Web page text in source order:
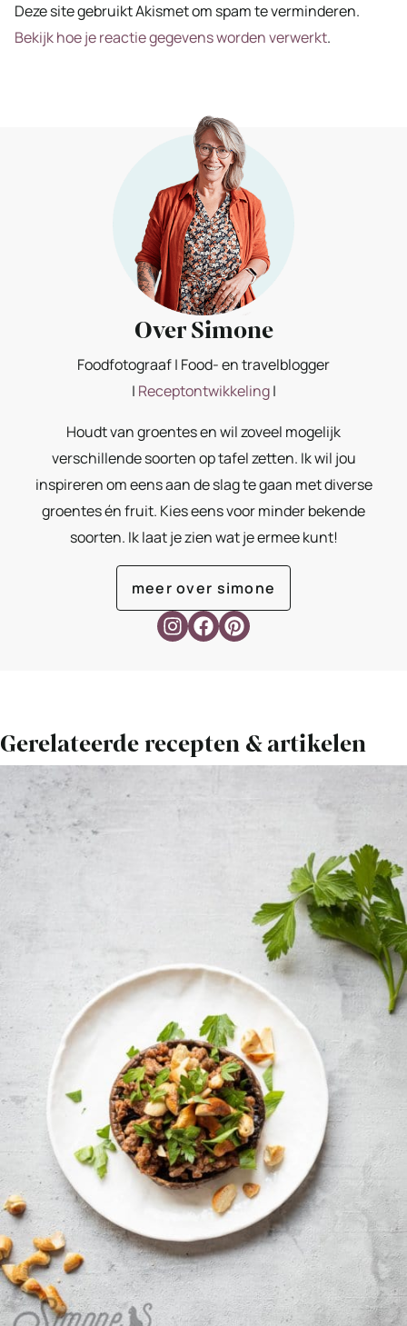
Deze site gebruikt Akismet om spam te verminderen.
Bekijk hoe je reactie gegevens worden verwerkt.
Over Simone
Foodfotograaf | Food- en travelblogger
| Receptontwikkeling|
Houdt van groentes en wil zoveel mogelijk
verschillende soorten op tafel zetten. Ik wil jou
inspireren om eens aan de slag te gaan met diverse
groentes én fruit. Kies eens voor minder bekende
soorten. Ik laat je zien wat je ermee kunt!
meer over simone
Gerelateerde recepten & artikelen
Bekijk
Gevulde
portobello
met